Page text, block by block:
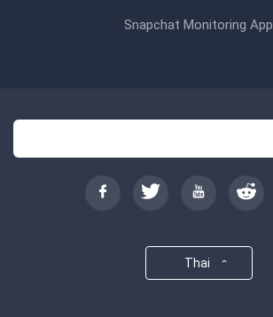
Snapchat Monitoring App
Thai